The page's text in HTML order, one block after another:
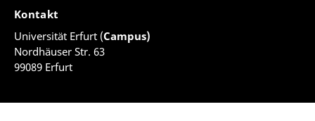
Kontakt
Universität Erfurt (Campus)
Nordhäuser Str. 63
99089 Erfurt